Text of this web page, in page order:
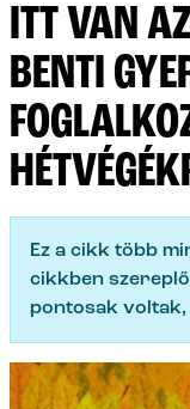
ITT VAN
BENTI
Ez a cikk több
cikkben
pontosak voltak,